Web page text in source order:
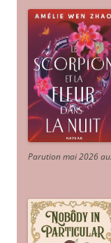
Parution mai 2026